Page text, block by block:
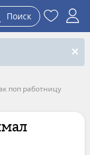
Поиск
поп работницу